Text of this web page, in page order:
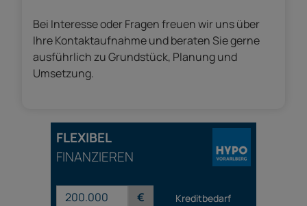
Bei Interesse oder Fragen freuen wir uns über
Ihre Kontaktaufnahme und beraten Sie gerne
ausführlich zu Grundstück, Planung und
Umsetzung.
FLEXIBEL
FINANZIEREN
€ Kreditbedarf